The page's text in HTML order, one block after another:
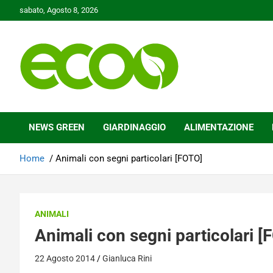
to
sabato, Agosto 8, 2026
Ecoo.it
NEWS GREEN GIARDINAGGIO ALIMENTAZIONE
Home Animali con segni particolari [FOTO]
ANIMALI
Animali con segni particolari
22 Agosto 2014 Gianluca Rini